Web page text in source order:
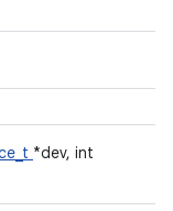
*dev, int